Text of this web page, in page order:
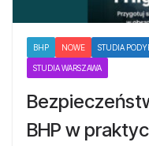
BHP NOWE STUDIA
STUDIA WARSZAWA
BHP w